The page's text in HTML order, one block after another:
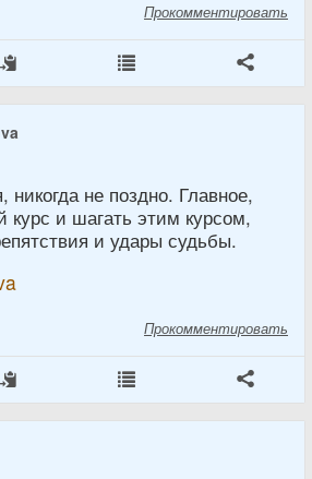
Прокомментировать
никогда не поздно. Главное,
курс и шагать этим курсом,
и удары судьбы.
Прокомментировать